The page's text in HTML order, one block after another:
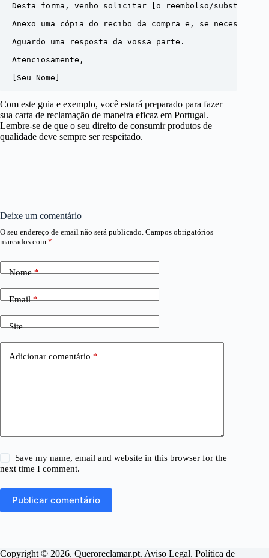
Desta forma, venho solicitar [o reembolso/
Anexo uma cópia do recibo da compra e, se
Aguardo uma resposta da vossa parte.
Atenciosamente,
Com este guia e exemplo, você estará preparado para fazer
sua carta de reclamação de maneira eficaz em Portugal.
Lembre-se de que o seu direito de consumir produtos de
qualidade deve sempre ser respeitado.
Deixe um comentário
O seu endereço de email não será publicado. Campos obrigatórios
marcados com *
Nome*
Email*
Site
Adicionar comentário *
Save my name, email and website in this browser for the
next time I comment.
Publicar comentário
Copyright © 2026. Queroreclamar.pt. Aviso Legal. Política de